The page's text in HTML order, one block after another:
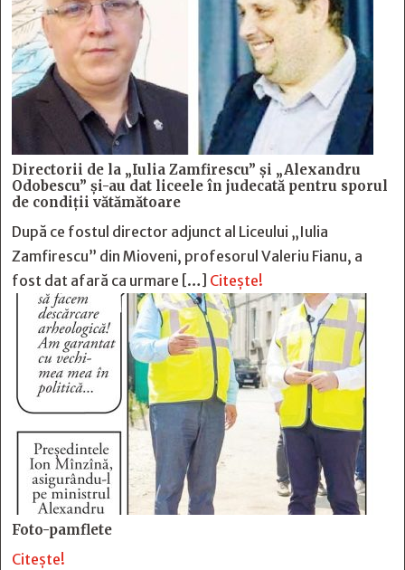
Directorii de la „Iulia Zamfirescu” și „Alexandru
Odobescu” și-au dat liceele în judecată pentru sporul
de condiții vătămătoare
După ce fostul director adjunct al Liceului „Iulia
Zamfirescu” din Mioveni, profesorul Valeriu Fianu, a
fost dat afară ca urmare […] Citește!
Foto-pamflete
Citește!